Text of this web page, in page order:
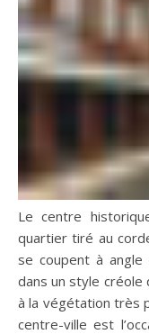
Le centre
quartier tiré au
se coupent à angle
dans un style créole
à la végétation très
centre-ville est